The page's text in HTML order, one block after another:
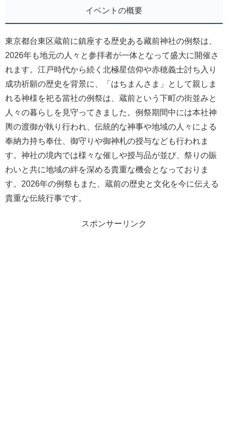
イベントの概要
東京都台東区蔵前に鎮座する歴史ある藏前神社の例祭は、
2026年も地元の人々と参拝者が一体となって盛大に開催さ
れます。江戸時代から続く北極星信仰や赤穂義士討ち入り
成功祈願の歴史を背景に、「はちまんさま」として親しま
れる神様を祀る當社の例祭は、蔵前という下町の街並みと
人々の暮らしを見守ってきました。例祭期間中には本社神
輿の渡御が執り行われ、伝統的な神事や地域の人々による
奉納力持ち奉仕、御守りや御神札の授与なども行われま
す。神社の境内では様々な催しや授与品が並び、祭りの賑
わいと共に地域の絆を深める貴重な機会となっておりま
す。2026年の例祭もまた、蔵前の歴史と文化を今に伝える
貴重な伝統行事です。
スポンサーリンク